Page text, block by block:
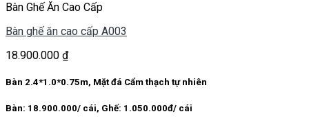
Bàn Ghế Ăn Cao Cấp
Bàn ghế ăn cao cấp A003
18.900.000 ₫
Bàn 2.4*1.0*0.75m, Mặt đá Cẩm thạch tự nhiên
Bàn: 18.900.000/ cái, Ghế: 1.050.000đ/ cái